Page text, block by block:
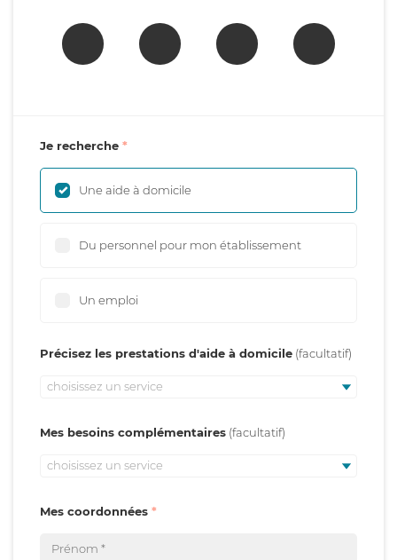
Je recherche
Une aide à domicile
Du personnel pour mon établissement
Un emploi
Précisez les prestations d'aide à domicile
choisissez un service
Mes besoins complémentaires
choisissez un service
Mes coordonnées